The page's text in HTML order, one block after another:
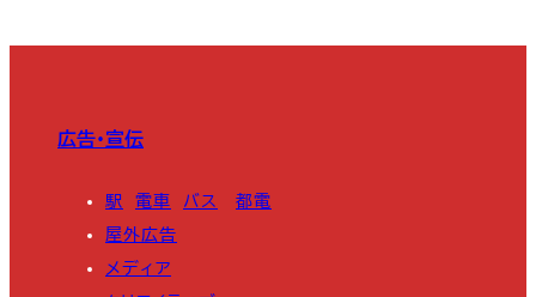
広告・宣伝
駅 電車 バス
都電
屋外広告
メディア